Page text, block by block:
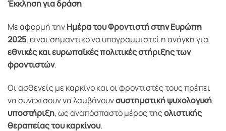
Έκκληση για δράση
Με αφορμή τηνΗμέρα του Φροντιστή στην Ευρώπη
2025, είναι σημαντικό να υπογραμμιστεί η ανάγκη για
εθνικές και ευρωπαϊκές πολιτικές στήριξης των
φροντιστών.
Οι ασθενείς με καρκίνο και οι φροντιστές τους πρέπει
να συνεχίσουν να λαμβάνουνσυστηματική ψυχολογική
υποστήριξη, ως αναπόσπαστο μέρος τηςολιστικής
θεραπείας του καρκίνου.